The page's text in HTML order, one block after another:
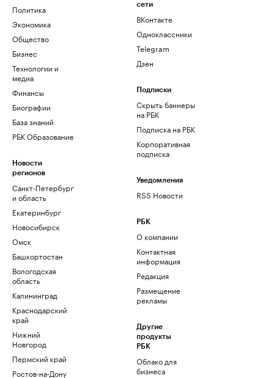
Политика
Экономика
Общество
Бизнес
Технологии и
медиа
Финансы
Биографии
База знаний
РБК Образование
Новости
регионов
Санкт-Петербург
и область
Екатеринбург
Новосибирск
Омск
Башкортостан
Вологодская
область
Калининград
Краснодарский
край
Нижний
Новгород
Пермский край
Ростов-на-Дону
сети
ВКонтакте
Одноклассники
Telegram
Дзен
Подписки
Скрыть баннеры
на РБК
Подписка на РБК
Корпоративная
подписка
Уведомления
RSS Новости
РБК
О компании
Контактная
информация
Редакция
Размещение
рекламы
Другие
продукты
РБК
Облако для
бизнеса